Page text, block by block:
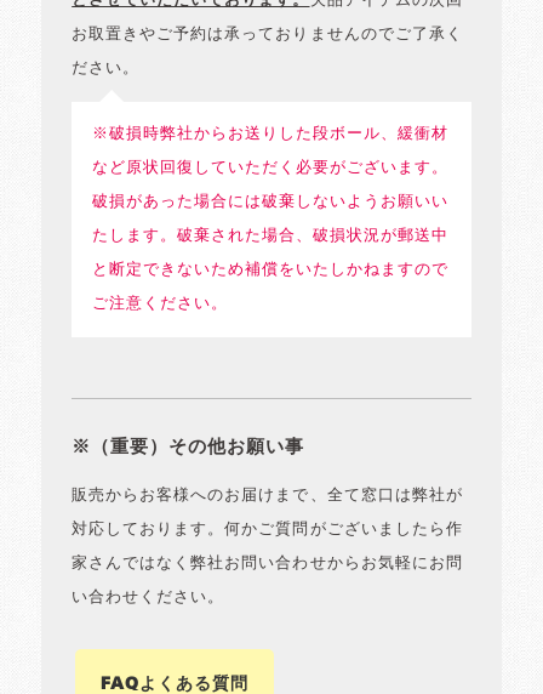
お取置きやご予約は承っておりませんのでご了承く
ださい。
※破損時弊社からお送りした段ボール、緩衝材
など原状回復していただく必要がございます。
破損があった場合には破棄しないようお願いい
たします。破棄された場合、破損状況が郵送中
と断定できないため補償をいたしかねますので
ご注意ください。
※（重要）その他お願い事
販売からお客様へのお届けまで、全て窓口は弊社が
対応しております。何かご質問がございましたら作
家さんではなく弊社お問い合わせからお気軽にお問
い合わせください。
FAQよくある質問